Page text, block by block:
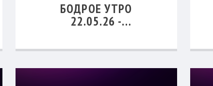
БОДРОЕ УТРО
22.05.26 -
ПРЕДСТАВЛЕНИЕ О
ВЕЧНОСТИ»